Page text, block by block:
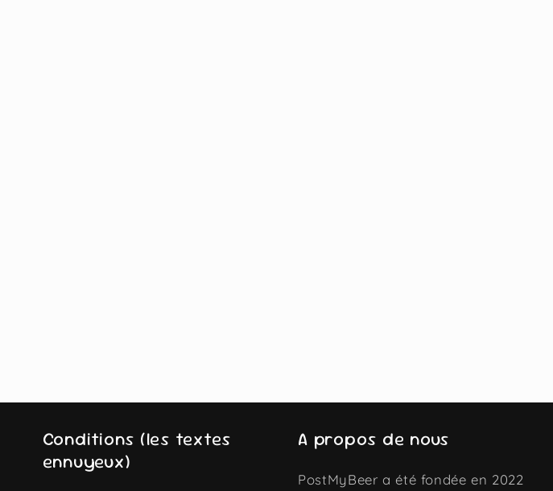
Conditions (les textes
ennuyeux)
A propos de nous
PostMyBeer a été fondée en 2022